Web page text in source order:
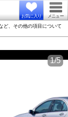
お気に入り メニュー
ど、その他の項目について
1/5